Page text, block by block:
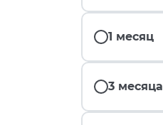
1 месяц
3 месяца